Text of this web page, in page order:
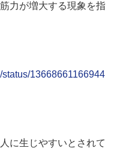
力が増大する現象を指
13668661166944
に生じやすいとされて